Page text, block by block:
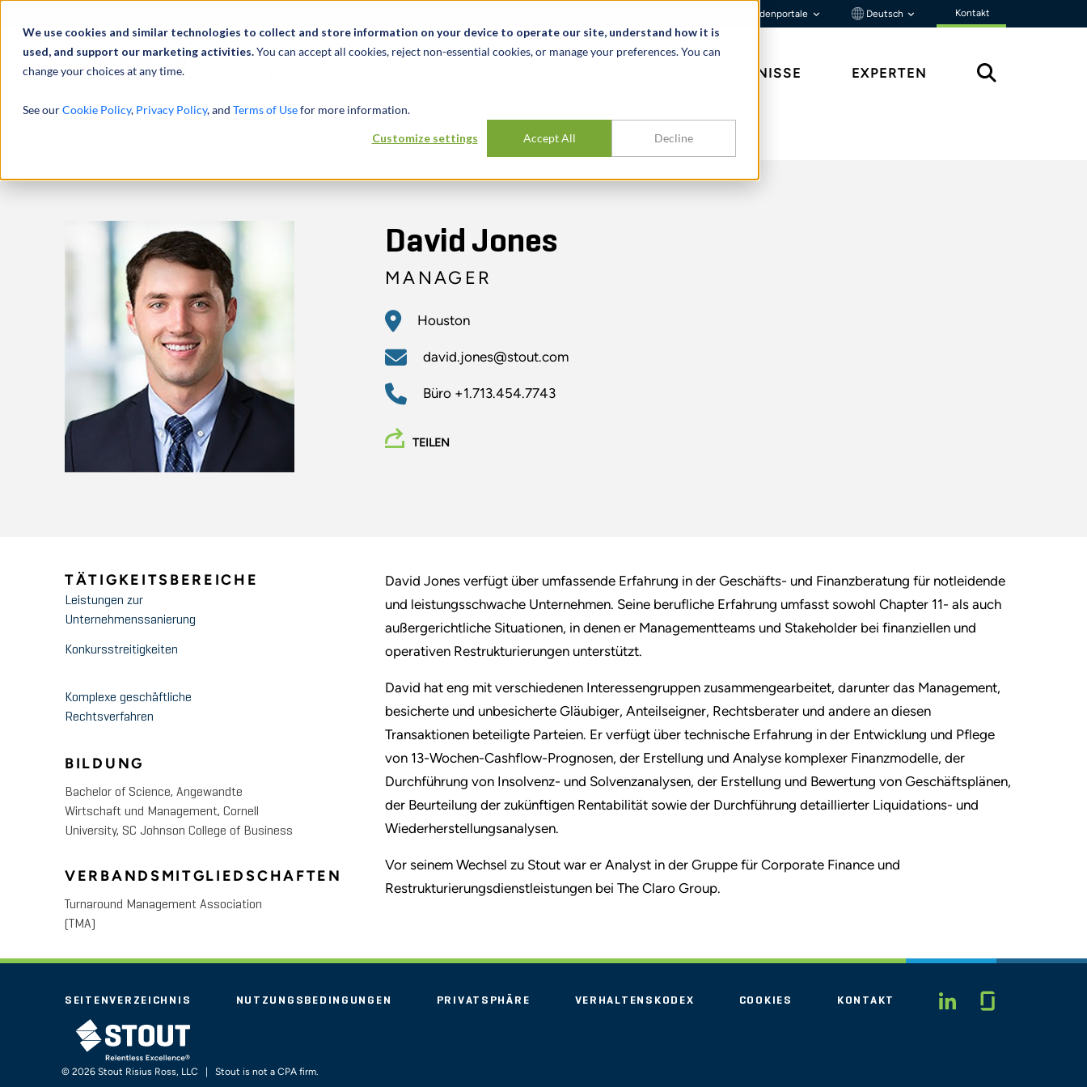
We use cookies and similar technologies to collect and store information on your device to operate our site, understand how it is
used, and support our marketing activities.You can accept all cookies, reject non-essential cookies, or manage your preferences. You can
change your choices at any time.
See ourCookie Policy, Privacy Policy, and Terms of Usefor more information.
Customize settings Accept All Decline
Kundenportale Deutsch Kontakt
ERKENNTNISSE EXPERTEN
David Jones
MANAGER
Houston
david.jones@stout.com
Büro +1.713.454.7743
TEILEN
David Jones verfügt über umfassende Erfahrung in der Geschäfts- und Finanzberatung für notleidende
und leistungsschwache Unternehmen. Seine berufliche Erfahrung umfasst sowohl Chapter 11- als auch
außergerichtliche Situationen, in denen er Managementteams und Stakeholder bei finanziellen und
operativen Restrukturierungen unterstützt.
David hat eng mit verschiedenen Interessengruppen zusammengearbeitet, darunter das Management,
besicherte und unbesicherte Gläubiger, Anteilseigner, Rechtsberater und andere an diesen
Transaktionen beteiligte Parteien. Er verfügt über technische Erfahrung in der Entwicklung und Pflege
von 13-Wochen-Cashflow-Prognosen, der Erstellung und Analyse komplexer Finanzmodelle, der
Durchführung von Insolvenz- und Solvenzanalysen, der Erstellung und Bewertung von Geschäftsplänen,
der Beurteilung der zukünftigen Rentabilität sowie der Durchführung detaillierter Liquidations- und
Wiederherstellungsanalysen.
Vor seinem Wechsel zu Stout war er Analyst in der Gruppe für Corporate Finance und
Restrukturierungsdienstleistungen bei The Claro Group.
TÄTIGKEITSBEREICHE
Leistungen zur
Unternehmenssanierung
Konkursstreitigkeiten
Komplexe geschäftliche
Rechtsverfahren
BILDUNG
Bachelor of Science, Angewandte
Wirtschaft und Management, Cornell
University, SC Johnson College of Business
VERBANDSMITGLIEDSCHAFTEN
Turnaround Management Association
(TMA)
LINKEDIN
SEITENVERZEICHNIS NUTZUNGSBEDINGUNGEN PRIVATSPHÄRE VERHALTENSKODEX COOKIES
KONTAKT
STOUT LOGO
© 2026 Stout Risius Ross, LLC | Stout is not a CPA firm.